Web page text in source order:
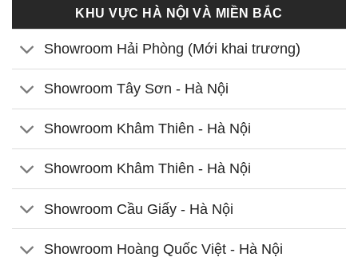
KHU VỰC HÀ NỘI VÀ MIỀN BẮC
Showroom Hải Phòng (Mới khai trương)
Showroom Tây Sơn - Hà Nội
Showroom Khâm Thiên - Hà Nội
Showroom Khâm Thiên - Hà Nội
Showroom Cầu Giấy - Hà Nội
Showroom Hoàng Quốc Việt - Hà Nội